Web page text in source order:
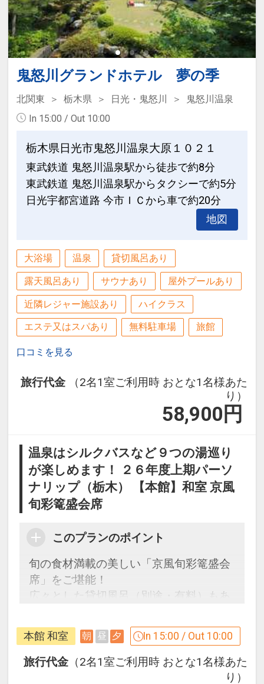
鬼怒川グランドホテル 夢の季
北関東 栃木県 日光・鬼怒川
鬼怒川温泉
In 15:00 / Out 10:00
栃木県日光市鬼怒川温泉大原１０２１
東武鉄道 鬼怒川温泉駅から徒歩で約8分
東武鉄道 鬼怒川温泉駅からタクシーで約5分
日光宇都宮道路 今市ＩＣから車で約20分
地図
大浴場 温泉 貸切風呂あり
露天風呂あり サウナあり 屋外プールあり
近隣レジャー施設あり ハイクラス
エステ又はスパあり 無料駐車場 旅館
口コミを見る
旅行代金
（2名1室ご利用時 おとな1名様あた
り）
58,900 円
温泉はシルクバスなど９つの湯巡り
が楽しめます！ ２６年度上期パーソ
ナリップ（栃木） 【本館】和室 京風
旬彩篭盛会席
このプランのポイント
旬の食材満載の美しい「京風旬彩篭盛会
席」をご堪能！
広々とした貸切風呂（別途・有料）もあ
うれしいポイント！
●夕食時、おひとり様につき日本酒また
本館 和室 朝 昼 夕 In 15:00 / Out 10:00
旅行代金 （2名1室ご利用時 おとな1名様あた
り）